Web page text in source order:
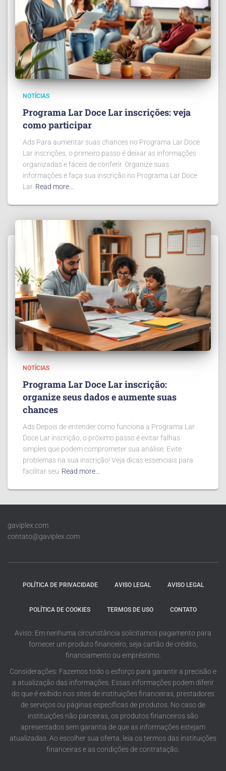
NOTÍCIAS
Programa Lar Doce Lar inscrições: veja
como participar
Ads Para aumentar suas chances no Programa Lar Doce
Lar inscrições, o primeiro passo é deixar as informações
organizadas e fáceis de conferir. Organize suas
informações e faça sua inscrição no Programa Lar Doce
Lar Read more…
NOTÍCIAS
Programa Lar Doce Lar inscrição:
organize seus dados e aumente suas
chances
Ads Depois de entender como funciona a Programa Lar
Doce Lar inscrição, o próximo passo é evitar falhas
simples que podem comprometer sua análise. Evite
problemas na sua inscrição! Veja dicas essenciais para
facilitar seu Read more…
gaviplex.com
contato@gaviplex.com
POLÍTICA DE PRIVACIDADE AVISO LEGAL AVISO LEGAL
POLÍTICA DE COOKIES TERMOS DE USO CONTATO
Aviso: Em nenhuma circunstância solicitamos pagamento para
fornecer um produto financeiro, seja cartão de crédito,
financiamento ou empréstimo.
Considerações: Fazemos todo o esforço para garantir a precisão e
a atualização das informações. Essas informações podem diferir
do que é exibido nos sites de instituições financeiras, prestadores
de serviços ou páginas específicas de produtos. No caso de
instituições não parceiras, os produtos financeiros são
apresentados sem garantia de que as informações estejam
atualizadas. Ao escolher sua oferta, leia os termos das instituições
financeiras e as condições de contratação.